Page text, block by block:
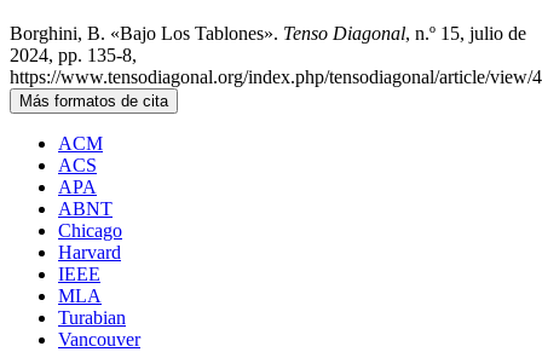
Borghini, B. «Bajo Los Tablones». Tenso Diagonal, n.º 15, julio de
2024, pp. 135-8,
https://www.tensodiagonal.org/index.php/tensodiagonal/article/view/
Más formatos de cita
ACM
ACS
APA
ABNT
Chicago
Harvard
IEEE
MLA
Turabian
Vancouver